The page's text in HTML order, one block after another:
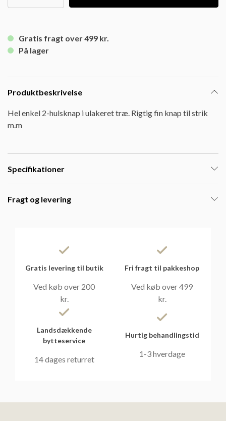
Gratis fragt over 499 kr.
På lager
Produktbeskrivelse
Hel enkel 2-hulsknap i ulakeret træ. Rigtig fin knap til strik
m.m
Specifikationer
Fragt og levering
Gratis levering til butik
Ved køb over 200
kr.
Fri fragt til pakkeshop
Ved køb over 499
kr.
Landsdækkende
bytteservice
14 dages returret
Hurtig behandlingstid
1-3 hverdage